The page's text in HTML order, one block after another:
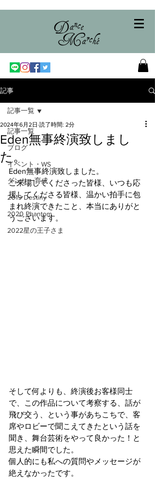
記事
記事一覧
ブログ
イベント・WS
ダンサー育成
2019 Destiny
2020 Phantom
2022星の王子さま
記事一覧
Eden無事終演致しまし
た。
2024年6月2日 読了時間: 2分
Eden無事終演致しました。
ご来場してくださった皆様、いつも応
援してくださる皆様、温かい拍手に包
まれ終演できたこと、本当にありがと
うございます。
そして何よりも、終演後お客様同士
で、この作品について考察する、話が
飛び交う、という事があちこちで、客
席やロビーで聞こえてきたという話を
聞き、舞台芸術をやって良かった！と
思えた瞬間でした。
個人的にも私への質問やメッセージが
絶えなかったです。